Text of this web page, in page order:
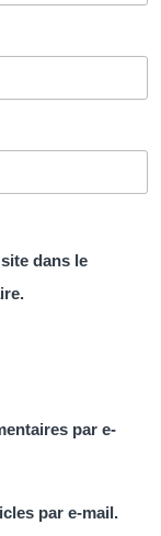
dans le
par e-
par e-mail.